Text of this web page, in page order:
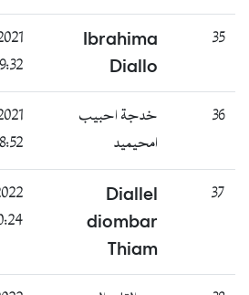
35
Ibrahima
Diallo
36
خدجة احبيب
امحيميد
37
Diallel
diombar
Thiam